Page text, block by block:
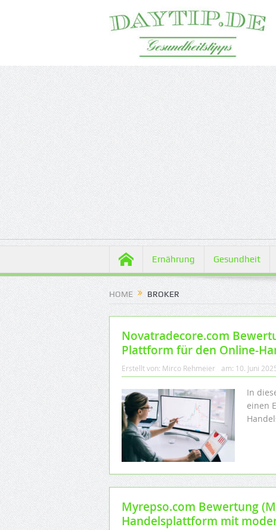
Ernährung Gesundheit
HOME BROKER
Novatradecore.com
Plattform für den Online-
Erstellt von: Mirco Rehmeier am: 10. Juni
In
einen
Myrepso.com Bewertung
Handelsplattform mit